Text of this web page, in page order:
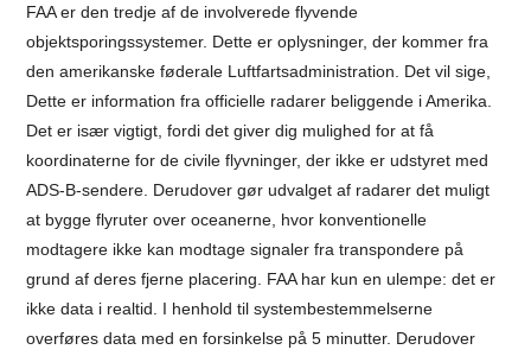
FAA er den tredje af de involverede flyvende
objektsporingssystemer. Dette er oplysninger, der kommer fra
den amerikanske føderale Luftfartsadministration. Det vil sige,
Dette er information fra officielle radarer beliggende i Amerika.
Det er især vigtigt, fordi det giver dig mulighed for at få
koordinaterne for de civile flyvninger, der ikke er udstyret med
ADS-B-sendere. Derudover gør udvalget af radarer det muligt
at bygge flyruter over oceanerne, hvor konventionelle
modtagere ikke kan modtage signaler fra transpondere på
grund af deres fjerne placering. FAA har kun en ulempe: det er
ikke data i realtid. I henhold til systembestemmelserne
overføres data med en forsinkelse på 5 minutter. Derudover